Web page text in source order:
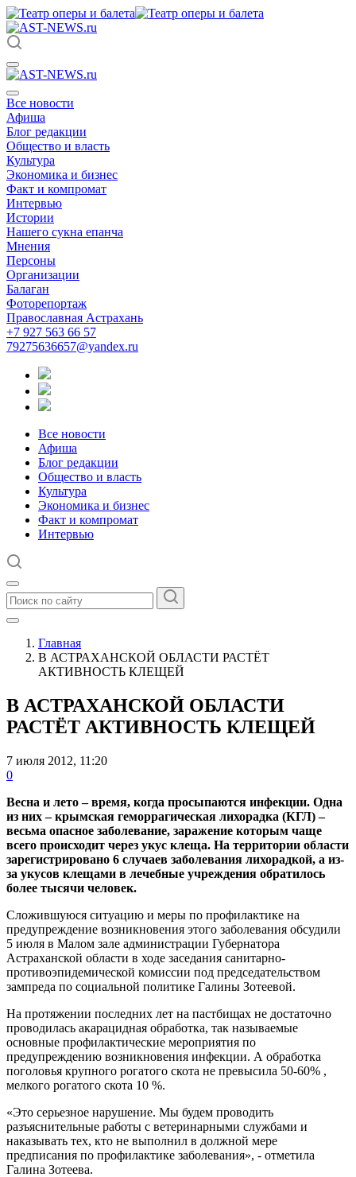
Все новости
Афиша
Блог редакции
Общество и власть
Культура
Экономика и бизнес
Факт и компромат
Интервью
Истории
Нашего сукна епанча
Мнения
Персоны
Организации
Балаган
Фоторепортаж
Православная Астрахань
+7 927 563 66 57
79275636657@yandex.ru
Все новости
Афиша
Блог редакции
Общество и власть
Культура
Экономика и бизнес
Факт и компромат
Интервью
Главная
В АСТРАХАНСКОЙ ОБЛАСТИ РАСТЁТ
АКТИВНОСТЬ КЛЕЩЕЙ
В АСТРАХАНСКОЙ ОБЛАСТИ
РАСТЁТ АКТИВНОСТЬ КЛЕЩЕЙ
7 июля 2012, 11:20
0
Весна и лето – время, когда просыпаются инфекции. Одна
из них – крымская геморрагическая лихорадка (КГЛ) –
весьма опасное заболевание, заражение которым чаще
всего происходит через укус клеща. На территории области
зарегистрировано 6 случаев заболевания лихорадкой, а из-
за укусов клещами в лечебные учреждения обратилось
более тысячи человек.
Сложившуюся ситуацию и меры по профилактике на
предупреждение возникновения этого заболевания обсудили
5 июля в Малом зале администрации Губернатора
Астраханской области в ходе заседания санитарно-
противоэпидемической комиссии под председательством
зампреда по социальной политике Галины Зотеевой.
На протяжении последних лет на пастбищах не достаточно
проводилась акарацидная обработка, так называемые
основные профилактические мероприятия по
предупреждению возникновения инфекции. А обработка
поголовья крупного рогатого скота не превысила 50-60% ,
мелкого рогатого скота 10 %.
«Это серьезное нарушение. Мы будем проводить
разъяснительные работы с ветеринарными службами и
наказывать тех, кто не выполнил в должной мере
предписания по профилактике заболевания», - отметила
Галина Зотеева.